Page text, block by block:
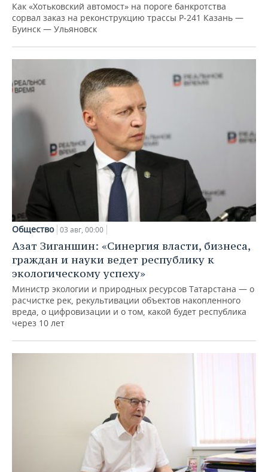
Как «Хотьковский автомост» на пороге банкротства
сорвал заказ на реконструкцию трассы Р‑241 Казань —
Буинск — Ульяновск
Общество 03 авг, 00:00
Азат Зиганшин: «Синергия власти, бизнеса,
граждан и науки ведет республику к
экологическому успеху»
Министр экологии и природных ресурсов Татарстана — о
расчистке рек, рекультивации объектов накопленного
вреда, о цифровизации и о том, какой будет республика
через 10 лет